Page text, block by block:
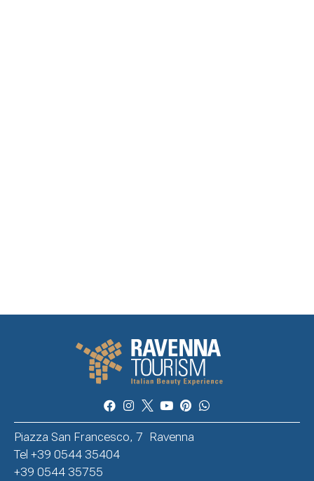
Piazza San Francesco, 7 Ravenna
Tel +39 0544 35404
+39 0544 35755